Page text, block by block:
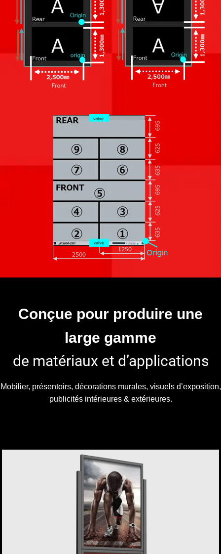
Conçue pour produire une
large gamme
de matériaux et d’applications
Mobilier, présentoirs, décorations murales, visuels d’exposition,
publicités intérieures & extérieures.